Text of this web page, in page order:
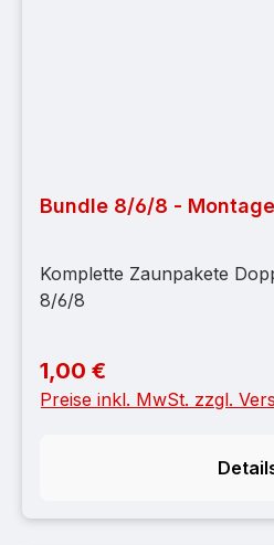
Bundle 8/6/8 -
Komplette Zaunpakete
8/6/8
Regulärer Preis:
1,00 €
Preise inkl. MwSt. zzgl.